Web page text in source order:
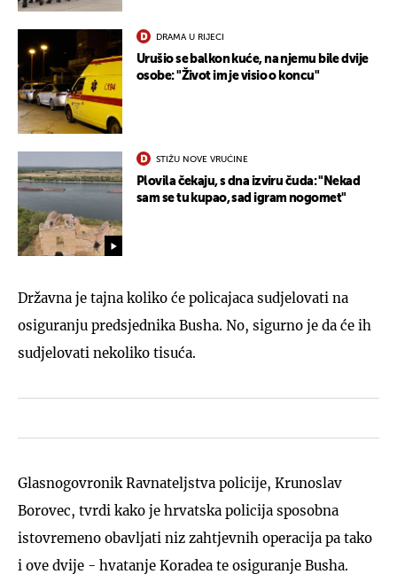
DRAMA U RIJECI
Urušio se balkon kuće, na njemu bile dvije
osobe: "Život im je visio o koncu"
STIŽU NOVE VRUĆINE
Plovila čekaju, s dna izviru čuda: "Nekad
sam se tu kupao, sad igram nogomet"
Državna je tajna koliko će policajaca sudjelovati na
osiguranju predsjednika Busha. No, sigurno je da će ih
sudjelovati nekoliko tisuća.
Glasnogovronik Ravnateljstva policije, Krunoslav
Borovec, tvrdi kako je hrvatska policija sposobna
istovremeno obavljati niz zahtjevnih operacija pa tako
i ove dvije - hvatanje Koradea te osiguranje Busha.